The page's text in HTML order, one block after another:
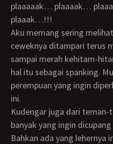
plaaaaak… plaaaak…
plaaak…!!!
Aku memang sering melihat bokep yang pantat
ceweknya ditampari terus
sampai merah kehitam-
hal itu sebagai spanking.
perempuan yang ingin
ini.
Kudengar juga dari teman-teman, bahwa perempuan
banyak yang ingin
Bahkan ada yang lehernya